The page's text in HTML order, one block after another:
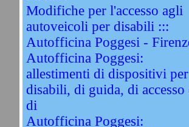
Modifiche per l'accesso agli
autoveicoli per disabili :::
Autofficina Poggesi -
Autofficina Poggesi:
allestimenti di dispositivi per
disabili, di guida, di accesso
di
Autofficina Poggesi: